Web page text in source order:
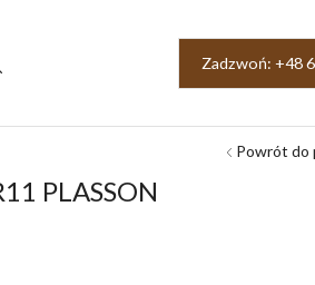
Zadzwoń: +48
Powrót do
PLASSON